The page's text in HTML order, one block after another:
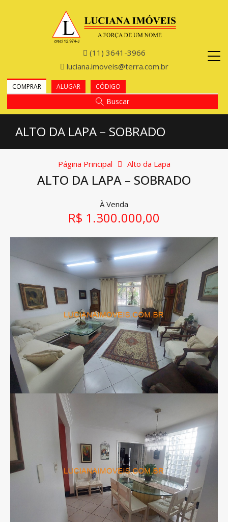
(11) 3641-3966
luciana.imoveis@terra.com.br
COMPRAR ALUGAR CÓDIGO
Buscar
ALTO DA LAPA – SOBRADO
Página Principal Alto da Lapa
ALTO DA LAPA – SOBRADO
À Venda
R$ 1.300.000,00